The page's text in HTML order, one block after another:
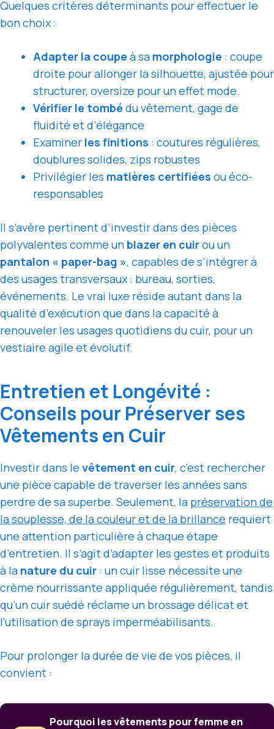
Quelques critères déterminants pour effectuer le
bon choix :
Adapter la coupe à sa morphologie : coupe
droite pour allonger la silhouette, ajustée pour
structurer, oversize pour un effet mode.
Vérifier le tombé du vêtement, gage de
fluidité et d’élégance
Examiner les finitions : coutures régulières,
doublures solides, zips robustes
Privilégier les matières certifiées ou éco-
responsables
Il s’avère pertinent d’investir dans des pièces
polyvalentes comme un blazer en cuirou un
pantalon « paper-bag », capables de s’intégrer à
des usages transversaux : bureau, sorties,
événements. Le vrai luxe réside autant dans la
qualité d’exécution que dans la capacité à
renouveler les usages quotidiens du cuir, pour un
vestiaire agile et évolutif.
Entretien et Longévité :
Conseils pour Préserver ses
Vêtements en Cuir
Investir dans le vêtement en cuir, c’est rechercher
une pièce capable de traverser les années sans
perdre de sa superbe. Seulement, la préservation de
la souplesse, de la couleur et de la brillance requiert
une attention particulière à chaque étape
d’entretien. Il s’agit d’adapter les gestes et produits
à la nature du cuir : un cuir lisse nécessite une
crème nourrissante appliquée régulièrement, tandis
qu’un cuir suédé réclame un brossage délicat et
l’utilisation de sprays imperméabilisants.
Pour prolonger la durée de vie de vos pièces, il
convient :
Pourquoi les vêtements pour femme en